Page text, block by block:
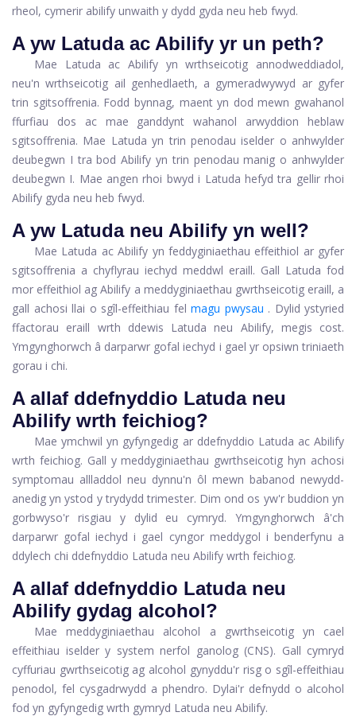
rheol, cymerir abilify unwaith y dydd gyda neu heb fwyd.
A yw Latuda ac Abilify yr un peth?
Mae Latuda ac Abilify yn wrthseicotig annodweddiadol,
neu'n wrthseicotig ail genhedlaeth, a gymeradwywyd ar gyfer
trin sgitsoffrenia. Fodd bynnag, maent yn dod mewn gwahanol
ffurfiau dos ac mae ganddynt wahanol arwyddion heblaw
sgitsoffrenia. Mae Latuda yn trin penodau iselder o anhwylder
deubegwn I tra bod Abilify yn trin penodau manig o anhwylder
deubegwn I. Mae angen rhoi bwyd i Latuda hefyd tra gellir rhoi
Abilify gyda neu heb fwyd.
A yw Latuda neu Abilify yn well?
Mae Latuda ac Abilify yn feddyginiaethau effeithiol ar gyfer
sgitsoffrenia a chyflyrau iechyd meddwl eraill. Gall Latuda fod
mor effeithiol ag Abilify a meddyginiaethau gwrthseicotig eraill, a
gall achosi llai o sgîl-effeithiau fel magu pwysau . Dylid ystyried
ffactorau eraill wrth ddewis Latuda neu Abilify, megis cost.
Ymgynghorwch â darparwr gofal iechyd i gael yr opsiwn triniaeth
gorau i chi.
A allaf ddefnyddio Latuda neu
Abilify wrth feichiog?
Mae ymchwil yn gyfyngedig ar ddefnyddio Latuda ac Abilify
wrth feichiog. Gall y meddyginiaethau gwrthseicotig hyn achosi
symptomau allladdol neu dynnu'n ôl mewn babanod newydd-
anedig yn ystod y trydydd trimester. Dim ond os yw'r buddion yn
gorbwyso'r risgiau y dylid eu cymryd. Ymgynghorwch â'ch
darparwr gofal iechyd i gael cyngor meddygol i benderfynu a
ddylech chi ddefnyddio Latuda neu Abilify wrth feichiog.
A allaf ddefnyddio Latuda neu
Abilify gydag alcohol?
Mae meddyginiaethau alcohol a gwrthseicotig yn cael
effeithiau iselder y system nerfol ganolog (CNS). Gall cymryd
cyffuriau gwrthseicotig ag alcohol gynyddu'r risg o sgîl-effeithiau
penodol, fel cysgadrwydd a phendro. Dylai'r defnydd o alcohol
fod yn gyfyngedig wrth gymryd Latuda neu Abilify.